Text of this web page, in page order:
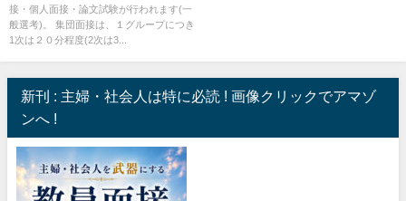
接・個人面接・論文試験が行われます(一
般選考)。 集団面接は、１グループにつき
1次は２０分程度(2次は3...
新刊 : 主婦・社会人は特に必読 ! 画像クリックでアマゾ
ンへ !